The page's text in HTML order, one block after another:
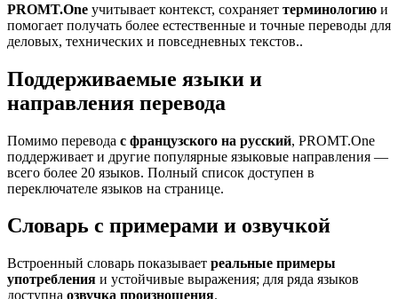
PROMT.One учитывает контекст, сохраняет терминологию и
помогает получать более естественные и точные переводы для
деловых, технических и повседневных текстов..
Поддерживаемые языки и
направления перевода
Помимо перевода с французского на русский, PROMT.One
поддерживает и другие популярные языковые направления —
всего более 20 языков. Полный список доступен в
переключателе языков на странице.
Словарь с примерами и озвучкой
Встроенный словарь показывает реальные примеры
употребления и устойчивые выражения; для ряда языков
доступна озвучка произношения.